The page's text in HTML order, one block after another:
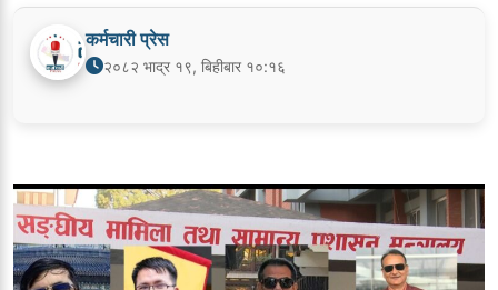
कर्मचारी प्रेस
२०८२ भाद्र १९, बिहीबार १०:१६